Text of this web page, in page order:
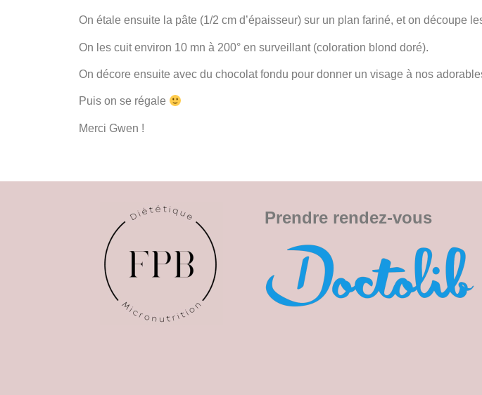
On étale ensuite la pâte (1/2 cm d’épaisseur) sur un plan fariné, et on découpe
On les cuit environ 10 mn à 200° en surveillant (coloration blond doré).
On décore ensuite avec du chocolat fondu pour donner un visage à nos
Puis on se régale
Merci Gwen !
Prendre rendez-vous